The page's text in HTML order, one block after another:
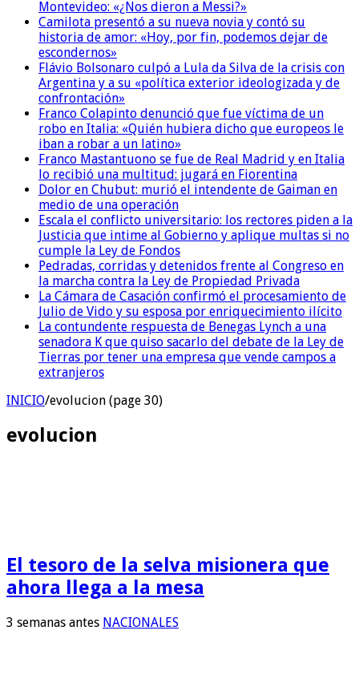
Montevideo: «¿Nos dieron a Messi?»
Camilota presentó a su nueva novia y contó su
historia de amor: «Hoy, por fin, podemos dejar de
escondernos»
Flávio Bolsonaro culpó a Lula da Silva de la crisis con
Argentina y a su «política exterior ideologizada y de
confrontación»
Franco Colapinto denunció que fue víctima de un
robo en Italia: «Quién hubiera dicho que europeos le
iban a robar a un latino»
Franco Mastantuono se fue de Real Madrid y en Italia
lo recibió una multitud: jugará en Fiorentina
Dolor en Chubut: murió el intendente de Gaiman en
medio de una operación
Escala el conflicto universitario: los rectores piden a la
Justicia que intime al Gobierno y aplique multas si no
cumple la Ley de Fondos
Pedradas, corridas y detenidos frente al Congreso en
la marcha contra la Ley de Propiedad Privada
La Cámara de Casación confirmó el procesamiento de
Julio de Vido y su esposa por enriquecimiento ilícito
La contundente respuesta de Benegas Lynch a una
senadora K que quiso sacarlo del debate de la Ley de
Tierras por tener una empresa que vende campos a
extranjeros
INICIO/evolucion (page 30)
evolucion
El tesoro de la selva misionera que
ahora llega a la mesa
3 semanas antes NACIONALES